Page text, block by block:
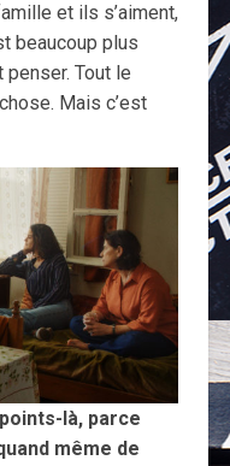
et ils s’aiment,
beaucoup plus
penser. Tout le
Mais c’est
là, parce
même de